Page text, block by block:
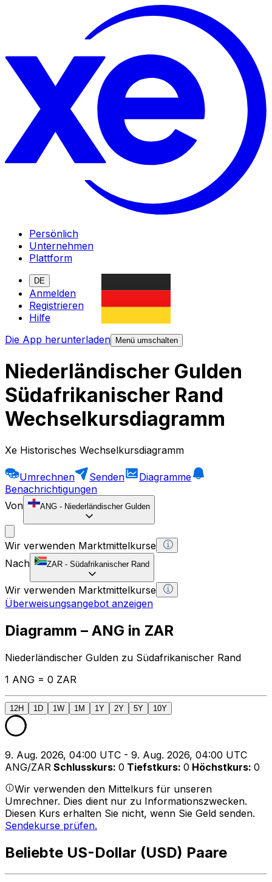
Persönlich
Unternehmen
Plattform
DE
Anmelden
Registrieren
Hilfe
Die App herunterladen
Menü umschalten
Niederländischer Gulden
Südafrikanischer Rand
Wechselkursdiagramm
Xe Historisches Wechselkursdiagramm
Umrechnen Senden
Diagramme
Benachrichtigungen
Von
ANG - Niederländischer Gulden
Wir verwenden Marktmittelkurse
Nach
ZAR - Südafrikanischer Rand
Wir verwenden Marktmittelkurse
Überweisungsangebot anzeigen
Diagramm – ANG in ZAR
Niederländischer Gulden zu Südafrikanischer Rand
1 ANG = 0 ZAR
12H 1D 1W 1M 1Y 2Y 5Y 10Y
9. Aug. 2026, 04:00 UTC - 9. Aug. 2026, 04:00 UTC
ANG/ZAR Schlusskurs: 0 Tiefstkurs: 0 Höchstkurs: 0
Wir verwenden den Mittelkurs für unseren
Umrechner. Dies dient nur zu Informationszwecken.
Diesen Kurs erhalten Sie nicht, wenn Sie Geld senden.
Sendekurse prüfen.
Beliebte US-Dollar (USD) Paare